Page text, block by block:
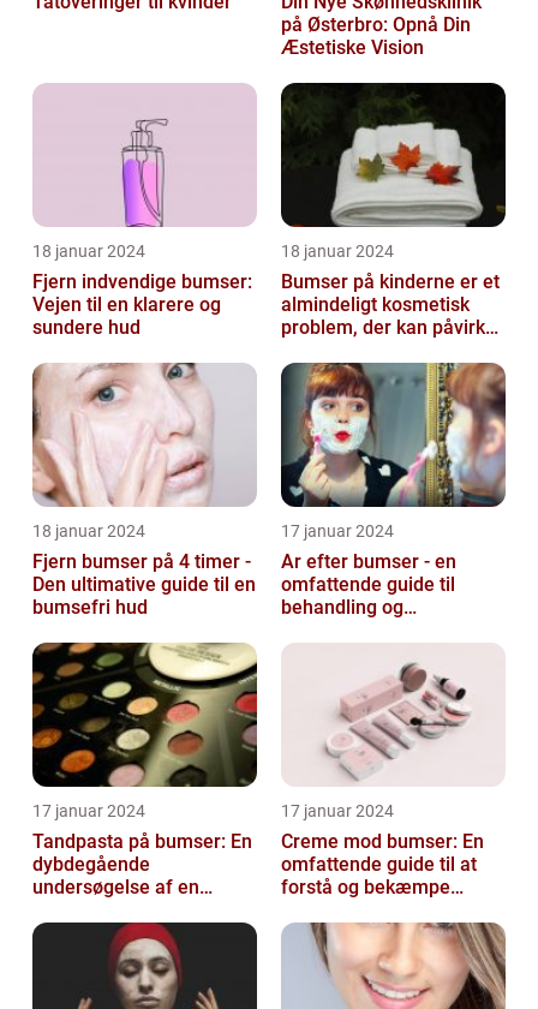
på Østerbro: Opnå Din
Æstetiske Vision
18 januar 2024
Fjern indvendige bumser:
Vejen til en klarere og
sundere hud
18 januar 2024
Bumser på kinderne er et
almindeligt kosmetisk
problem, der kan påvirke
18 januar 2024
Fjern bumser på 4 timer -
Den ultimative guide til en
bumsefri hud
17 januar 2024
Ar efter bumser - en
omfattende guide til
behandling og
17 januar 2024
Tandpasta på bumser: En
dybdegående
undersøgelse af en
skønhedsanbefaling
17 januar 2024
Creme mod bumser: En
omfattende guide til at
forstå og bekæmpe